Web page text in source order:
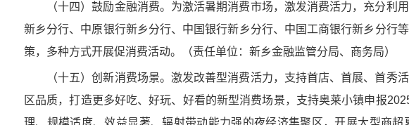
（十四）鼓励金融消费。为激活暑期消费市场，激发消费活力，充分
新乡分行、中原银行新乡分行、中国银行新乡分行、中国工商银行新乡分行
策，多种方式开展促消费活动。（责任单位：新乡金融监管分局、商务局）
（十五）创新消费场景。激发改善型消费活力，支持首店、首展、首
区品质，打造更多好吃、好玩、好看的新型消费场景，支持奥莱小镇申报
理、规模适度、效益显著、辐射带动能力强的夜经济集聚区，开展大型商